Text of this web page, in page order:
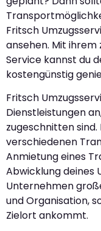
Fritsch
ansehen. Mit
Service kannst du
kostengünstig
Fritsch
Dienstleistungen
zugeschnitten
verschiedenen
Anmietung eines
Abwicklung deines
Unternehmen
und Organisation,
Zielort ankommt.